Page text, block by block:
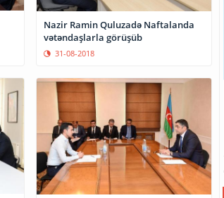
Nazir Ramin Quluzadə Naftalanda
vətəndaşlarla görüşüb
31-08-2018